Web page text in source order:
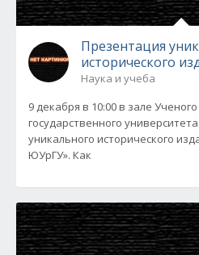
Презентация
исторического
Наука и учеба
9 декабря в 10:00 в зале
государственного
уникального исторического
ЮУрГУ». Как